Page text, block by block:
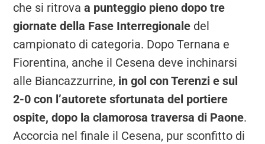
che si ritrovaa punteggio pieno dopo tre
giornate della Fase Interregionale del
campionato di categoria. Dopo Ternana e
Fiorentina, anche il Cesena deve inchinarsi
alle Biancazzurrine, in gol con Terenzi e sul
2-0 con l’autorete sfortunata del portiere
ospite, dopo la clamorosa traversa di Paone.
Accorcia nel finale il Cesena, pur sconfitto di